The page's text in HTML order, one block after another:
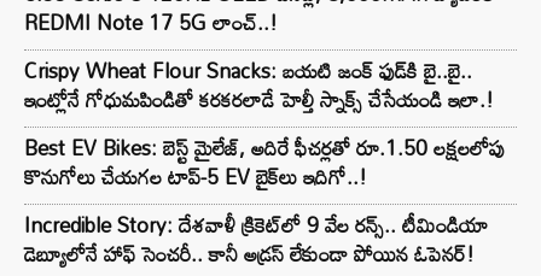
REDMI Note 17 5G లాంచ్..!
Crispy Wheat Flour Snacks: బయటి జంక్ ఫుడ్‌కి బై..బై..
ఇంట్లోనే గోధుమపిండితో కరకరలాడే హెల్తీ స్నాక్స్ చేసేయండి ఇలా.!
Best EV Bikes: బెస్ట్ మైలేజ్, అదిరే ఫీచర్లతో రూ.1.50 లక్షలలోపు
కొనుగోలు చేయగల టాప్-5 EV బైక్‌లు ఇదిగో..!
Incredible Story: దేశవాళీ క్రికెట్‌లో 9 వేల రన్స్.. టీమిండియా
డెబ్యూలోనే హాఫ్ సెంచరీ.. కానీ అడ్రస్ లేకుండా పోయిన ఓపెనర్!